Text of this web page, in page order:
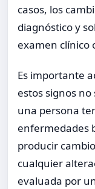
casos, los
diagnóstico y
examen clínico
Es importante
estos signos
una persona
enfermedades
producir
cualquier
evaluada por